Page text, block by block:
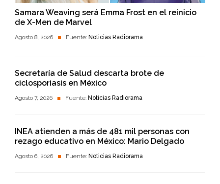
Samara Weaving será Emma Frost en el reinicio
de X-Men de Marvel
Agosto 8, 2026 Fuente: Noticias Radiorama
Secretaría de Salud descarta brote de
ciclosporiasis en México
Agosto 7, 2026 Fuente: Noticias Radiorama
INEA atienden a más de 481 mil personas con
rezago educativo en México: Mario Delgado
Agosto 6, 2026 Fuente: Noticias Radiorama